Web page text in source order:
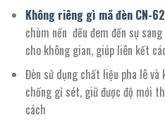
Không riêng gì mã đèn CN-
chùm nến đều đem đến sự
cho không gian, giúp liên kết
Đèn sử dụng chất liệu pha lê và
chống gỉ sét, giữ được độ mới
cách